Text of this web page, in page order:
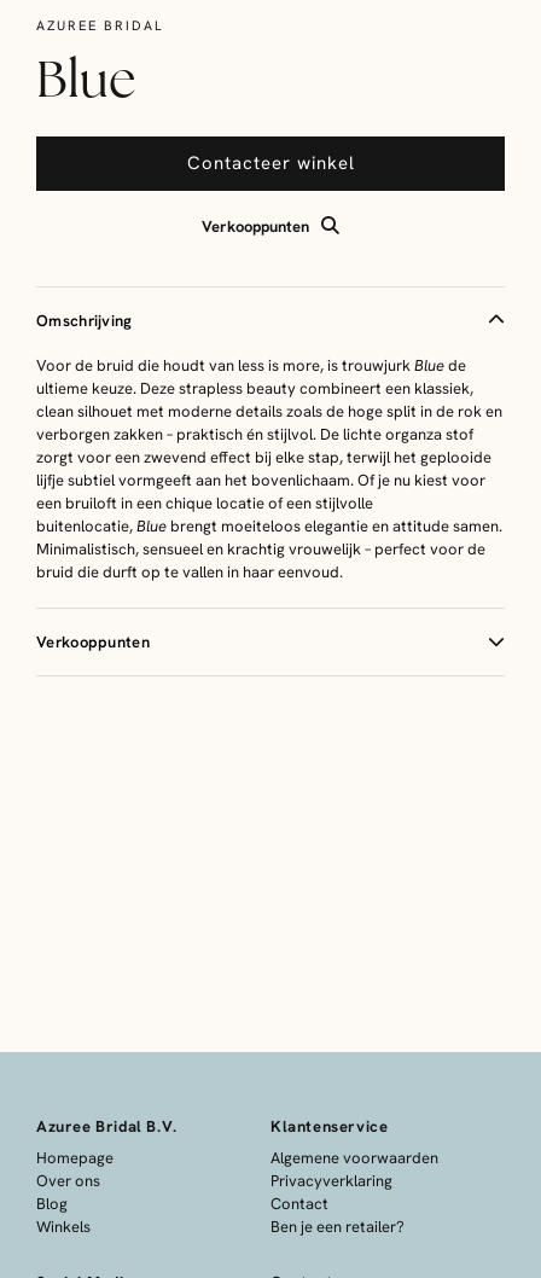
AZUREE BRIDAL
Blue
Contacteer winkel
Verkooppunten
Omschrijving
Voor de bruid die houdt van less is more, is trouwjurkBluede
ultieme keuze. Deze strapless beauty combineert een klassiek,
clean silhouet met moderne details zoals de hoge split in de rok en
verborgen zakken – praktisch én stijlvol. De lichte organza stof
zorgt voor een zwevend effect bij elke stap, terwijl het geplooide
lijfje subtiel vormgeeft aan het bovenlichaam. Of je nu kiest voor
een bruiloft in een chique locatie of een stijlvolle
buitenlocatie,Blue brengt moeiteloos elegantie en attitude samen.
Minimalistisch, sensueel en krachtig vrouwelijk – perfect voor de
bruid die durft op te vallen in haar eenvoud.
Verkooppunten
Azuree Bridal B.V.
Homepage
Over ons
Blog
Winkels
Klantenservice
Algemene voorwaarden
Privacyverklaring
Contact
Ben je een retailer?